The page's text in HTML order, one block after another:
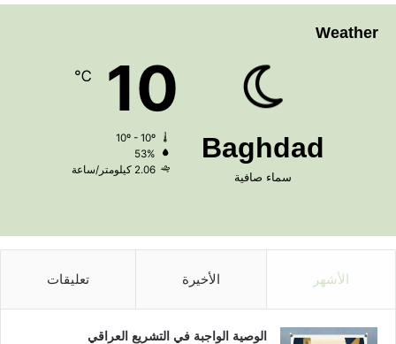
Weather
Baghdad
سماء صافية
10
℃
53%
2.06 كيلومتر/ساعة
الأشهر الأخيرة تعليقات
الوصية الواجبة في التشريع العراقي